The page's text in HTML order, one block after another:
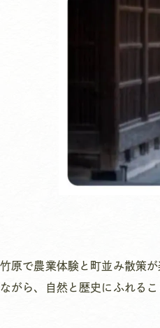
竹原で農業体験と町並み散策
ながら、自然と歴史にふれるこ